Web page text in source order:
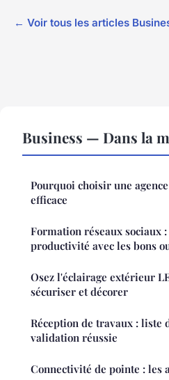
← Voir tous les articles
Business — Dans la
Pourquoi choisir une
efficace
Formation réseaux sociaux
productivité avec les bons
Osez l'éclairage extérieur
sécuriser et décorer
Réception de travaux : liste
validation réussie
Connectivité de pointe : les